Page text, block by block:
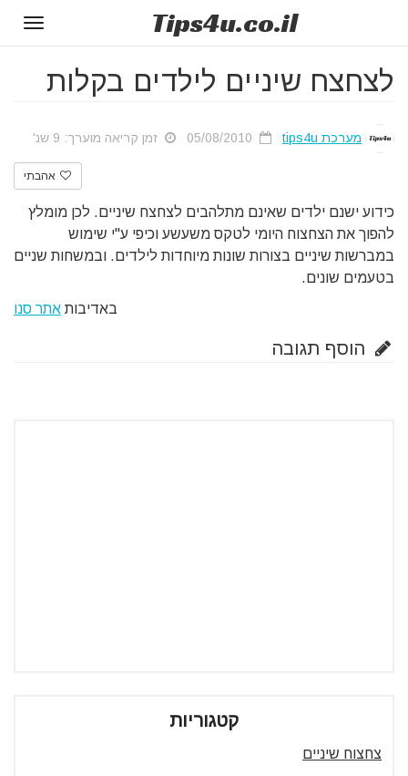
Tips4u.co.il
לצחצח שיניים לילדים בקלות
מערכת tips4u זמן קריאה מוערך: 9 שנ'
אהבתי
כידוע ישנם ילדים שאינם מתלהבים לצחצח שיניים. לכן מומלץ
להפוך את הצחצוח היומי לטקס משעשע וכיפי ע"י שימוש
במברשות שיניים בצורות שונות מיוחדות לילדים. ובמשחות שניים
בטעמים שונים.
באדיבות אתר סנו
הוסף תגובה
קטגוריות
צחצוח שיניים